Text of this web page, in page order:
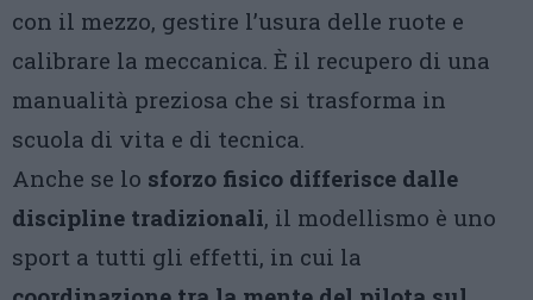
con il mezzo, gestire l’usura delle ruote e
calibrare la meccanica. È il recupero di una
manualità preziosa che si trasforma in
scuola di vita e di tecnica.
Anche se lo sforzo fisico differisce dalle
discipline tradizionali, il modellismo è uno
sport a tutti gli effetti, in cui la